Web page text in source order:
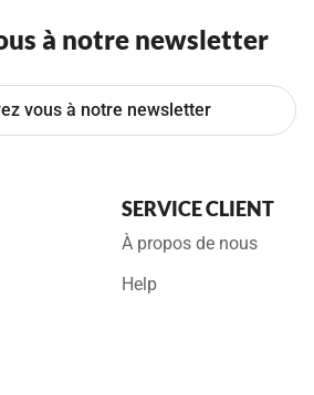
à notre newsletter
vous à notre newsletter
SERVICE CLIENT
À propos de nous
Help